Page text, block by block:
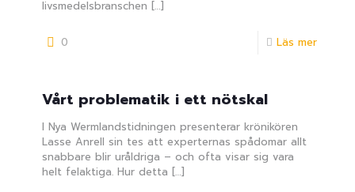
livsmedelsbranschen […]
0 Läs mer
Vårt problematik i ett nötskal
I Nya Wermlandstidningen presenterar krönikören
Lasse Anrell sin tes att experternas spådomar allt
snabbare blir uråldriga – och ofta visar sig vara
helt felaktiga. Hur detta […]